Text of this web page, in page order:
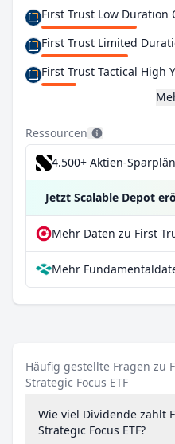
First Trust Low Duration
First Trust Tactical High
Ressourcen
4.500+ Aktien-
Jetzt Scalable Depot
Häufig gestellte Fragen zu
Strategic Focus ETF
Wie viel Dividende zahlt
Strategic Focus ETF?